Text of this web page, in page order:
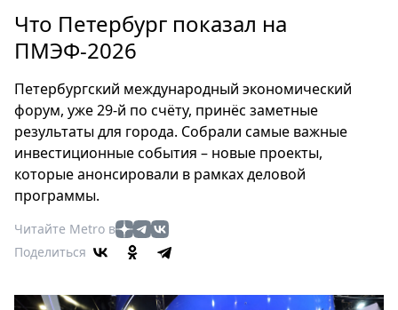
Россия
Мир
Еда
Туризм
Мода
Театр
Кино
Афиша
Книги
Пресс-
Что Петербург показал на
ПМЭФ-2026
Петербургский международный экономический
форум, уже 29-й по счёту, принёс заметные
результаты для города. Собрали самые важные
инвестиционные события – новые проекты,
которые анонсировали в рамках деловой
программы.
Читайте Metro в
Поделиться